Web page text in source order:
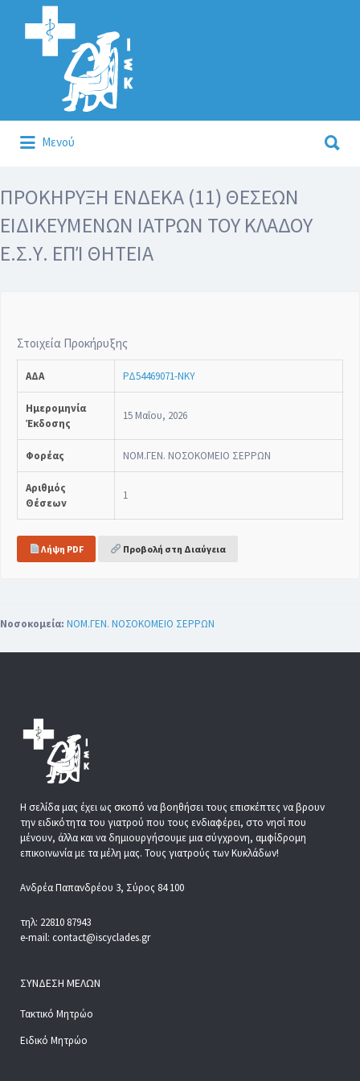
Αναζήτηση
για:
Μενού
για:
ΠΡΟΚΗΡΥΞΗ ΕΝΔΕΚΑ (11) ΘΕΣΕΩΝ
ΕΙΔΙΚΕΥΜΕΝΩΝ ΙΑΤΡΩΝ ΤΟΥ ΚΛΑΔΟΥ
Ε.Σ.Υ. ΕΠΊ ΘΗΤΕΙΑ
Στοιχεία Προκήρυξης
ΑΔΑ ΡΔ54469071-ΝΚΥ
Ημερομηνία
Έκδοσης
15 Μαΐου, 2026
Φορέας ΝΟΜ.ΓΕΝ. ΝΟΣΟΚΟΜΕΙΟ ΣΕΡΡΩΝ
Αριθμός
Θέσεων
1
Λήψη PDF Προβολή στη Διαύγεια
Νοσοκομεία: ΝΟΜ.ΓΕΝ. ΝΟΣΟΚΟΜΕΙΟ ΣΕΡΡΩΝ
Η σελίδα μας έχει ως σκοπό να βοηθήσει τους επισκέπτες να βρουν
την ειδικότητα του γιατρού που τους ενδιαφέρει, στο νησί που
μένουν, άλλα και να δημιουργήσουμε μια σύγχρονη, αμφίδρομη
επικοινωνία με τα μέλη μας. Τους γιατρούς των Κυκλάδων!
Ανδρέα Παπανδρέου 3, Σύρος 84 100
τηλ: 22810 87943
e-mail: contact@iscyclades.gr
ΣΎΝΔΕΣΗ ΜΕΛΏΝ
Τακτικό Μητρώο
Ειδικό Μητρώο